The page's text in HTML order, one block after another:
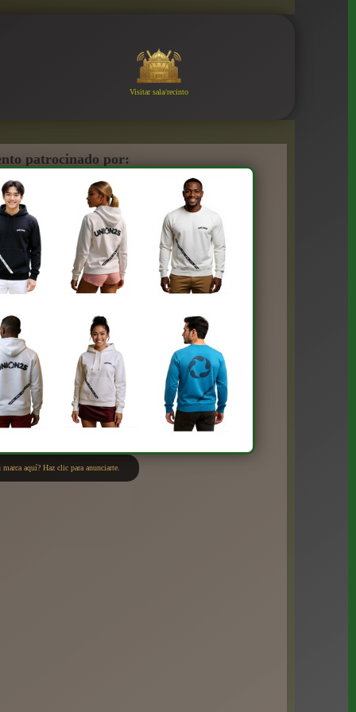
Visitar sala/recinto
patrocinado por:
marca aquí? Haz clic para anunciarte.